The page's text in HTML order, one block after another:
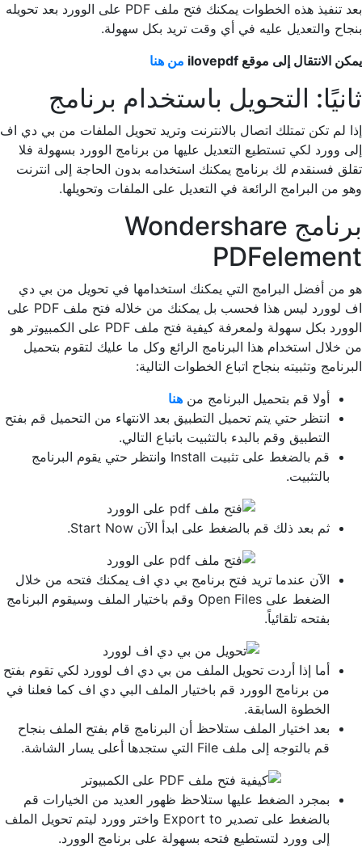
بعد تنفيذ هذه الخطوات يمكنك فتح ملف PDF على الوورد بعد تحويله
بنجاح والتعديل عليه في أي وقت تريد بكل سهولة.
يمكن الانتقال إلى موقع ilovepdf
من هنا
ثانيًا: التحويل باستخدام برنامج
إذا لم تكن تمتلك اتصال بالانترنت وتريد تحويل الملفات من بي دي اف
إلى وورد لكي تستطيع التعديل عليها من برنامج الوورد بسهولة فلا
تقلق فسنقدم لك برنامج يمكنك استخدامه بدون الحاجة إلى انترنت
وهو من البرامج الرائعة في التعديل على الملفات وتحويلها.
برنامج Wondershare
PDFelement
هو من أفضل البرامج التي يمكنك استخدامها في تحويل من بي دي
اف لوورد ليس هذا فحسب بل يمكنك من خلاله فتح ملف PDF على
الوورد بكل سهولة ولمعرفة كيفية فتح ملف PDF على الكمبيوتر هو
من خلال استخدام هذا البرنامج الرائع وكل ما عليك لتقوم بتحميل
البرنامج وتثبيته بنجاح اتباع الخطوات التالية:
أولا قم بتحميل البرنامج من هنا
انتظر حتي يتم تحميل التطبيق بعد الانتهاء من التحميل قم بفتح
التطبيق وقم بالبدء بالتثبيت باتباع التالي.
قم بالضغط على تثبيت Install وانتظر حتي يقوم البرنامج
بالتثبيت.
ثم بعد ذلك قم بالضغط على ابدأ الآن Start Now.
الآن عندما تريد فتح برنامج بي دي اف يمكنك فتحه من خلال
الضغط على Open Files وقم باختيار الملف وسيقوم البرنامج
بفتحه تلقائياً.
أما إذا أردت تحويل الملف من بي دي اف لوورد لكي تقوم بفتح
من برنامج الوورد قم باختيار الملف البي دي اف كما فعلنا في
الخطوة السابقة.
بعد اختيار الملف ستلاحظ أن البرنامج قام بفتح الملف بنجاح
قم بالتوجه إلى ملف File التي ستجدها أعلى يسار الشاشة.
بمجرد الضغط عليها ستلاحظ ظهور العديد من الخيارات قم
بالضغط على تصدير Export to واختر وورد ليتم تحويل الملف
إلى وورد لتستطيع فتحه بسهولة على برنامج الوورد.